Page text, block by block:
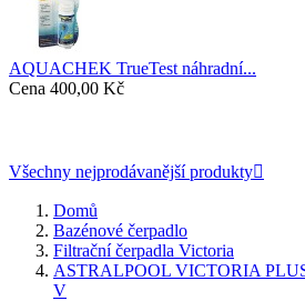
AQUACHEK TrueTest náhradní...
Cena 400,00 Kč
Všechny nejprodávanější produkty
Domů
Bazénové čerpadlo
Filtrační čerpadla Victoria
ASTRALPOOL VICTORIA
V